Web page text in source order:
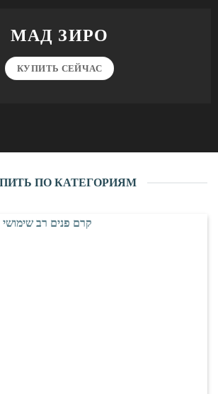
МАД ЗИРО
КУПИТЬ СЕЙЧАС
ПО КАТЕГОРИЯМ